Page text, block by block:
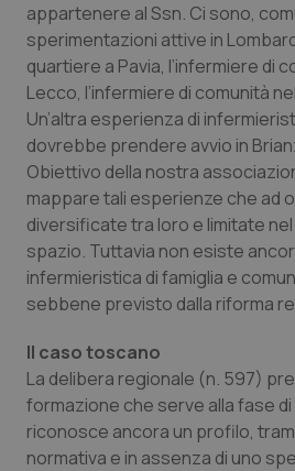
appartenere al Ssn. Ci sono,
sperimentazioni attive in
quartiere a Pavia, l’infermiere di
Lecco, l’infermiere di comunità
Un’altra esperienza di
dovrebbe prendere avvio in
Obiettivo della nostra
mappare tali esperienze che ad
diversificate tra loro e limitate
spazio. Tuttavia non esiste
infermieristica di famiglia e
sebbene previsto dalla riforma
Il caso toscano
La delibera regionale (n. 597)
formazione che serve alla fase di
riconosce ancora un profilo,
normativa e in assenza di uno
_ga_KM60CM4NPH